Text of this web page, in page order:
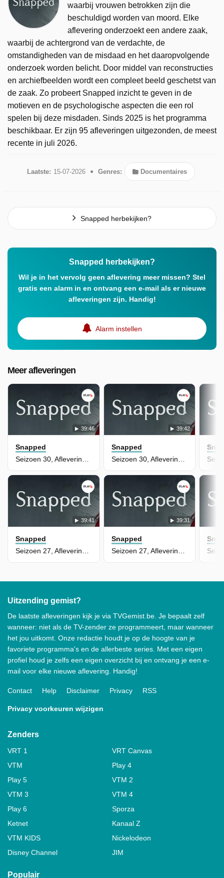
waarbij vrouwen betrokken zijn die
beschuldigd worden van moord. Elke
aflevering onderzoekt een andere zaak,
waarbij de achtergrond van de verdachte, de
omstandigheden van de misdaad en het daaropvolgende
onderzoek worden belicht. Door middel van reconstructies
en archiefbeelden wordt een compleet beeld geschetst van
de zaak. Zo probeert Snapped inzicht te geven in de
motieven en de psychologische aspecten die een rol
spelen bij deze misdaden. Sinds 2025 is het programma
beschikbaar. Er zijn 95 afleveringen uitgezonden, de meest
recente in juli 2026.
Laatste: 15-07-2026 Genres: Documentaires
Snapped herbekijken?
Snapped herbekijken?
Wil je in het vervolg geen aflevering meer missen? Stel
gratis een alarm in en ontvang een e-mail als er nieuwe
afleveringen zijn. Handig!
Alarm instellen
Meer afleveringen
39:46
Snapped
Seizoen 30, Aflevering 2 - Mary Ann Hughes
39:42
Snapped
Seizoen 30, Aflevering 1 - Angel Brown
39:41
Snapped
39:31
Snapped
Uitzending gemist?
De laatste afleveringen kijk je via TVGemist.be. Je bepaalt zelf
wanneer: niet als de TV-zender ze programmeert, maar wanneer
het jou uitkomt. Onze redactie houdt je op de hoogte van je
favoriete programma's en de allerbeste series. Met een eigen
profiel houd je zelfs een eigen overzicht bij en ontvang je een e-
mail voor elke nieuwe aflevering. Handig!
Contact Help Disclaimer Privacy RSS
Privacy voorkeuren wijzigen
Zenders
VRT 1
VRT Canvas
VTM
Play 4
Play 5
VTM 2
VTM 3
VTM 4
Play 6
Sporza
Ketnet
Kanaal Z
VTM KIDS
Nickelodeon
Disney Channel
JIM
Populair